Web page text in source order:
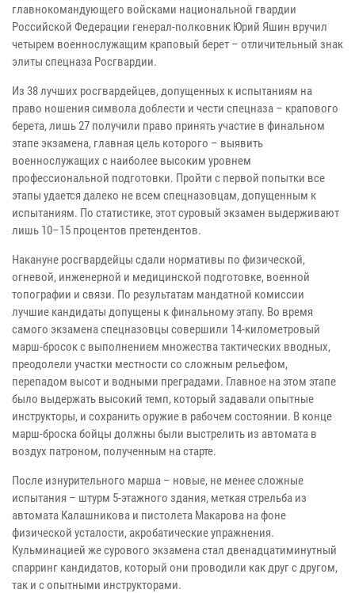
главнокомандующего войсками национальной гвардии
Российской Федерации генерал-полковник Юрий Яшин вручил
четырем военнослужащим краповый берет – отличительный знак
элиты спецназа Росгвардии.
Из 38 лучших росгвардейцев, допущенных к испытаниям на
право ношения символа доблести и чести спецназа – крапового
берета, лишь 27 получили право принять участие в финальном
этапе экзамена, главная цель которого – выявить
военнослужащих с наиболее высоким уровнем
профессиональной подготовки. Пройти с первой попытки все
этапы удается далеко не всем спецназовцам, допущенным к
испытаниям. По статистике, этот суровый экзамен выдерживают
лишь 10–15 процентов претендентов.
Накануне росгвардейцы сдали нормативы по физической,
огневой, инженерной и медицинской подготовке, военной
топографии и связи. По результатам мандатной комиссии
лучшие кандидаты допущены к финальному этапу. Во время
самого экзамена спецназовцы совершили 14-километровый
марш-бросок с выполнением множества тактических вводных,
преодолели участки местности со сложным рельефом,
перепадом высот и водными преградами. Главное на этом этапе
было выдержать высокий темп, который задавали опытные
инструкторы, и сохранить оружие в рабочем состоянии. В конце
марш-броска бойцы должны были выстрелить из автомата в
воздух патроном, полученным на старте.
После изнурительного марша – новые, не менее сложные
испытания – штурм 5-этажного здания, меткая стрельба из
автомата Калашникова и пистолета Макарова на фоне
физической усталости, акробатические упражнения.
Кульминацией же сурового экзамена стал двенадцатиминутный
спарринг кандидатов, который они проводили как друг с другом,
так и с опытными инструкторами.